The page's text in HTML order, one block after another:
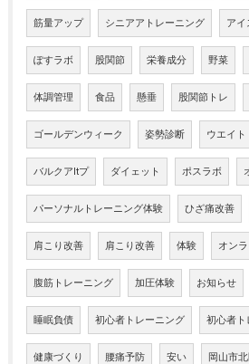
筋量アップ シニアアトレーニング アイ
ぽすラボ 股関節 栄養成分 野菜
体調管理 食品 懸垂 股関節トレ
ゴールデンウィーク 姿勢診断 ウエイ
バルクアltプ ダイェット ポスラボ
パーソナルトレーニング体験 ひざ痛改善
肩こり改善 肩こり改善 体験 オン
腹筋トレーニング 加圧体験 お知らせ
睡眠負債 初心者トレーニング 初心者ト
健康づくり 腰痛予防 安い 岡山市